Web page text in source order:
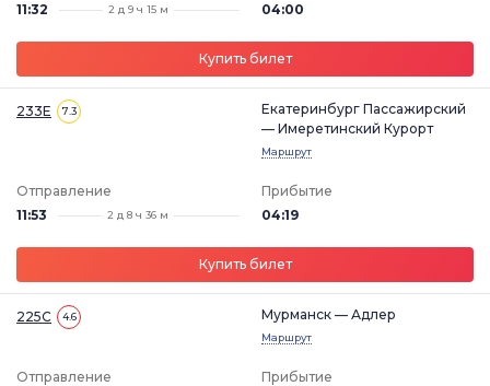
11:32
2 д 9 ч 15 м
04:00
Купить билет
233Е 7.3
Екатеринбург Пассажирский
— Имеретинский Курорт
Маршрут
Отправление
11:53
2 д 8 ч 36 м
Прибытие
04:19
Купить билет
225С 4.6 Мурманск — Адлер
Маршрут
Отправление
Прибытие